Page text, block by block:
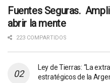
Fuentes Seguras.
abrir la mente
223 COMPARTIDOS
Ley de Tierras: “La
estratégicos de la